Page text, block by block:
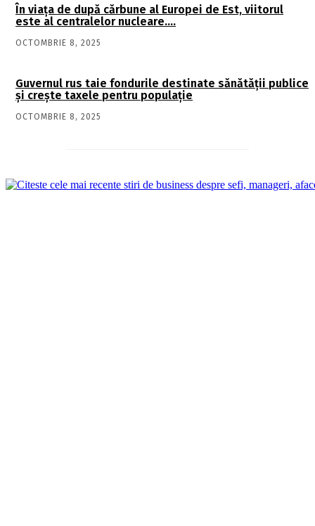
În viaţa de după cărbune al Europei de Est, viitorul
este al centralelor nucleare….
OCTOMBRIE 8, 2025
Guvernul rus taie fondurile destinate sănătății publice
și crește taxele pentru populație
OCTOMBRIE 8, 2025